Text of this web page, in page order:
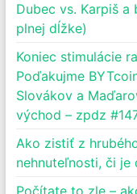
Dubec vs. Karpiš
plnej dĺžke)
Koniec stimulácie
Poďakujme
Slovákov a
východ – zpdz
Ako zistiť z
nehnuteľnosti, či je